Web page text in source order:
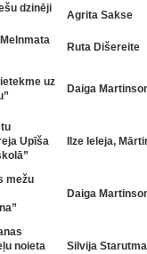
dzinēji
Agrita Sakse
Ruta Dišereite
uz
Daiga
Upīša
Ilze Ieleja,
mežu
Daiga
noieta
Silvija